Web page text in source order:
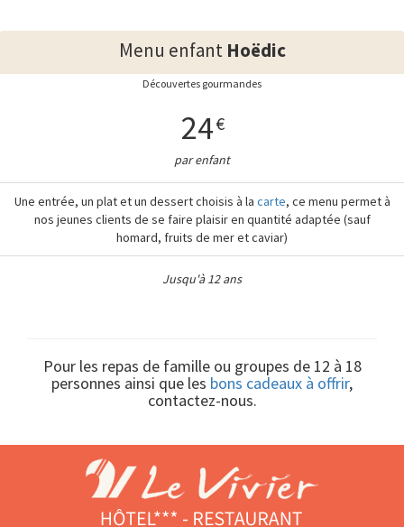
Menu enfant Hoëdic
Découvertes gourmandes
24€
par enfant
Une entrée, un plat et un dessert choisis à la carte, ce menu permet à
nos jeunes clients de se faire plaisir en quantité adaptée (sauf
homard, fruits de mer et caviar)
Jusqu'à 12 ans
Pour les repas de famille ou groupes de 12 à 18
personnes ainsi que les bons cadeaux à offrir,
contactez-nous.